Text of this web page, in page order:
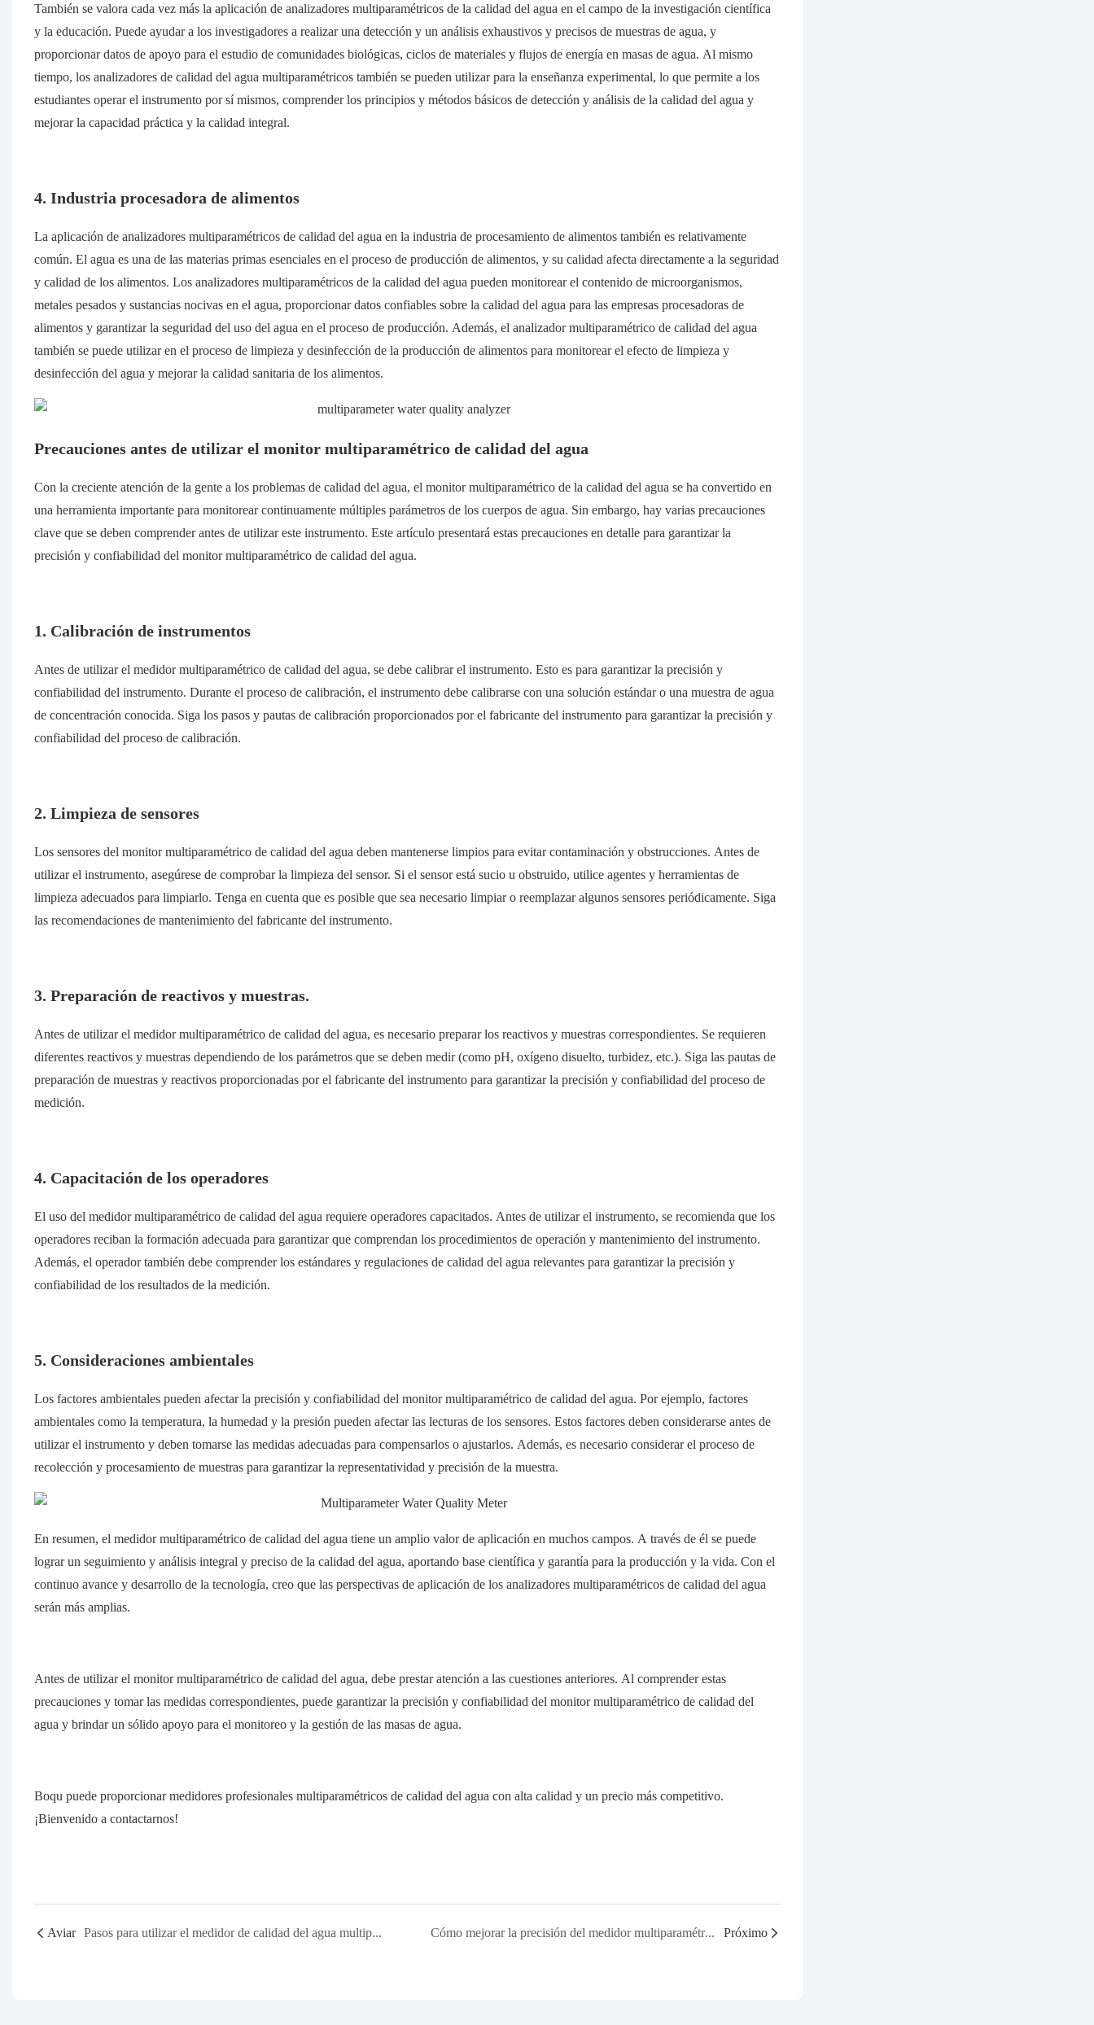
También se valora cada vez más la aplicación de analizadores multiparamétricos de la calidad del agua en el campo de la investigación científica
y la educación. Puede ayudar a los investigadores a realizar una detección y un análisis exhaustivos y precisos de muestras de agua, y
proporcionar datos de apoyo para el estudio de comunidades biológicas, ciclos de materiales y flujos de energía en masas de agua. Al mismo
tiempo, los analizadores de calidad del agua multiparamétricos también se pueden utilizar para la enseñanza experimental, lo que permite a los
estudiantes operar el instrumento por sí mismos, comprender los principios y métodos básicos de detección y análisis de la calidad del agua y
mejorar la capacidad práctica y la calidad integral.
4. Industria procesadora de alimentos
La aplicación de analizadores multiparamétricos de calidad del agua en la industria de procesamiento de alimentos también es relativamente
común. El agua es una de las materias primas esenciales en el proceso de producción de alimentos, y su calidad afecta directamente a la seguridad
y calidad de los alimentos. Los analizadores multiparamétricos de la calidad del agua pueden monitorear el contenido de microorganismos,
metales pesados ​​y sustancias nocivas en el agua, proporcionar datos confiables sobre la calidad del agua para las empresas procesadoras de
alimentos y garantizar la seguridad del uso del agua en el proceso de producción. Además, el analizador multiparamétrico de calidad del agua
también se puede utilizar en el proceso de limpieza y desinfección de la producción de alimentos para monitorear el efecto de limpieza y
desinfección del agua y mejorar la calidad sanitaria de los alimentos.
Precauciones antes de utilizar el monitor multiparamétrico de calidad del agua
Con la creciente atención de la gente a los problemas de calidad del agua, el monitor multiparamétrico de la calidad del agua se ha convertido en
una herramienta importante para monitorear continuamente múltiples parámetros de los cuerpos de agua. Sin embargo, hay varias precauciones
clave que se deben comprender antes de utilizar este instrumento. Este artículo presentará estas precauciones en detalle para garantizar la
precisión y confiabilidad del monitor multiparamétrico de calidad del agua.
1. Calibración de instrumentos
Antes de utilizar el medidor multiparamétrico de calidad del agua, se debe calibrar el instrumento. Esto es para garantizar la precisión y
confiabilidad del instrumento. Durante el proceso de calibración, el instrumento debe calibrarse con una solución estándar o una muestra de agua
de concentración conocida. Siga los pasos y pautas de calibración proporcionados por el fabricante del instrumento para garantizar la precisión y
confiabilidad del proceso de calibración.
2. Limpieza de sensores
Los sensores del monitor multiparamétrico de calidad del agua deben mantenerse limpios para evitar contaminación y obstrucciones. Antes de
utilizar el instrumento, asegúrese de comprobar la limpieza del sensor. Si el sensor está sucio u obstruido, utilice agentes y herramientas de
limpieza adecuados para limpiarlo. Tenga en cuenta que es posible que sea necesario limpiar o reemplazar algunos sensores periódicamente. Siga
las recomendaciones de mantenimiento del fabricante del instrumento.
3. Preparación de reactivos y muestras.
Antes de utilizar el medidor multiparamétrico de calidad del agua, es necesario preparar los reactivos y muestras correspondientes. Se requieren
diferentes reactivos y muestras dependiendo de los parámetros que se deben medir (como pH, oxígeno disuelto, turbidez, etc.). Siga las pautas de
preparación de muestras y reactivos proporcionadas por el fabricante del instrumento para garantizar la precisión y confiabilidad del proceso de
medición.
4. Capacitación de los operadores
El uso del medidor multiparamétrico de calidad del agua requiere operadores capacitados. Antes de utilizar el instrumento, se recomienda que los
operadores reciban la formación adecuada para garantizar que comprendan los procedimientos de operación y mantenimiento del instrumento.
Además, el operador también debe comprender los estándares y regulaciones de calidad del agua relevantes para garantizar la precisión y
confiabilidad de los resultados de la medición.
5. Consideraciones ambientales
Los factores ambientales pueden afectar la precisión y confiabilidad del monitor multiparamétrico de calidad del agua. Por ejemplo, factores
ambientales como la temperatura, la humedad y la presión pueden afectar las lecturas de los sensores. Estos factores deben considerarse antes de
utilizar el instrumento y deben tomarse las medidas adecuadas para compensarlos o ajustarlos. Además, es necesario considerar el proceso de
recolección y procesamiento de muestras para garantizar la representatividad y precisión de la muestra.
En resumen, el medidor multiparamétrico de calidad del agua tiene un amplio valor de aplicación en muchos campos. A través de él se puede
lograr un seguimiento y análisis integral y preciso de la calidad del agua, aportando base científica y garantía para la producción y la vida. Con el
continuo avance y desarrollo de la tecnología, creo que las perspectivas de aplicación de los analizadores multiparamétricos de calidad del agua
serán más amplias.
Antes de utilizar el monitor multiparamétrico de calidad del agua, debe prestar atención a las cuestiones anteriores. Al comprender estas
precauciones y tomar las medidas correspondientes, puede garantizar la precisión y confiabilidad del monitor multiparamétrico de calidad del
agua y brindar un sólido apoyo para el monitoreo y la gestión de las masas de agua.
Boqu puede proporcionar medidores profesionales multiparamétricos de calidad del agua con alta calidad y un precio más competitivo.
¡Bienvenido a contactarnos!
Aviar Pasos para utilizar el medidor de calidad del agua multiparamétrico portátil Cómo mejorar la precisión del medidor multiparamétrico de calidad del agua Próximo